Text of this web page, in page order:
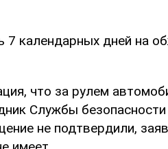
7 календарных дней на
что за рулем
Службы
не подтвердили,